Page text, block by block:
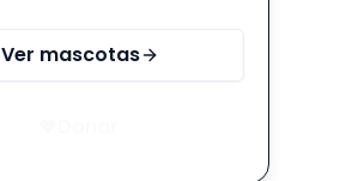
Ver mascotas